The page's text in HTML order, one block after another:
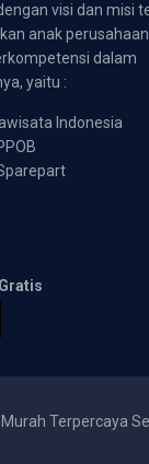
visi dan misi
anak perusahaan
dalam
yaitu :
Indonesia
Terpercaya